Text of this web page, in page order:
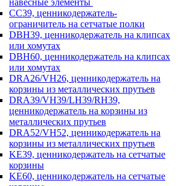
навесные элементы
CC39, ценникодержатель-
ограничитель на сетчатые полки
DBH39, ценникодержатель на клипсах
или хомутах
DBH60, ценникодержатель на клипсах
или хомутах
DRA26/VH26, ценникодержатель на
корзины из металлических прутьев
DRA39/VH39/LH39/RH39,
ценникодержатель на корзины из
металлических прутьев
DRA52/VH52, ценникодержатель на
корзины из металлических прутьев
KE39, ценникодержатель на сетчатые
корзины
KE60, ценникодержатель на сетчатые